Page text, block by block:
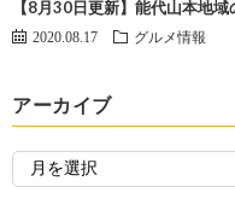
【8月30日更新】能代山本地
2020.08.17 グルメ情報
アーカイブ